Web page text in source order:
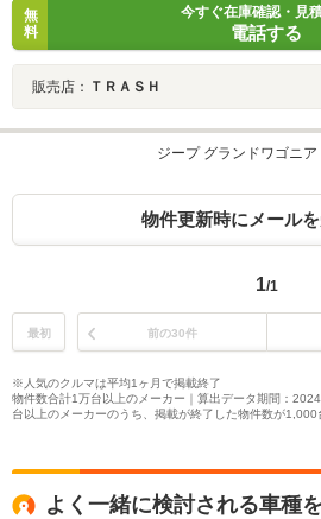
無
料
今すぐ在庫確認・見
電話する
販売店： ＴＲＡＳＨ
ジープ グランドワゴニ
物件更新時にメール
1/1
最初 前の30件
※人気のクルマは平均1ヶ月で掲載終了
物件数合計1万台以上のメーカー｜算出データ期間：
台以上のメーカーのうち、掲載が終了した物件数が1,000
よく一緒に検討される車種